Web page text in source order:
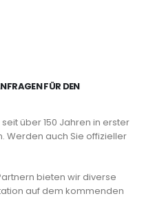
FÜR DEN
über 150 Jahren in erster
Werden auch Sie offizieller
bieten wir diverse
auf dem kommenden